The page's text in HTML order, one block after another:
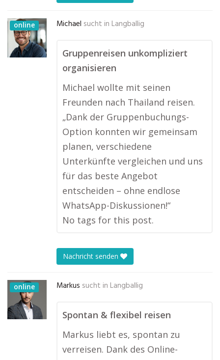
online Michael sucht in Langballig
Gruppenreisen unkompliziert
organisieren
Michael wollte mit seinen
Freunden nach Thailand reisen.
„Dank der Gruppenbuchungs-
Option konnten wir gemeinsam
planen, verschiedene
Unterkünfte vergleichen und uns
für das beste Angebot
entscheiden – ohne endlose
WhatsApp-Diskussionen!“
No tags for this post.
Nachricht senden
online Markus sucht in Langballig
Spontan & flexibel reisen
Markus liebt es, spontan zu
verreisen. Dank des Online-